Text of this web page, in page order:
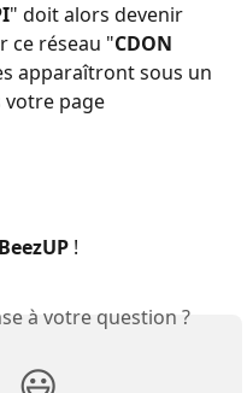
" doit alors devenir
ce réseau "CDON
apparaîtront sous un
votre page
BeezUP !
à votre question ?